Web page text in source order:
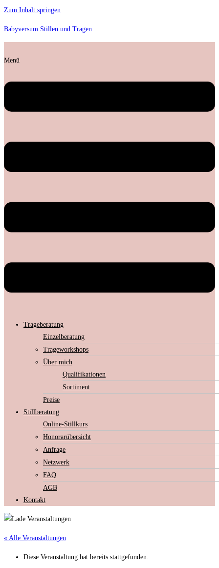
Zum Inhalt springen
Babyversum Stillen und Tragen
Menü
Trageberatung
Einzelberatung
Trageworkshops
Über mich
Qualifikationen
Sortiment
Preise
Stillberatung
Online-Stillkurs
Honorarübersicht
Anfrage
Netzwerk
FAQ
AGB
Kontakt
« Alle Veranstaltungen
Diese Veranstaltung hat bereits stattgefunden.